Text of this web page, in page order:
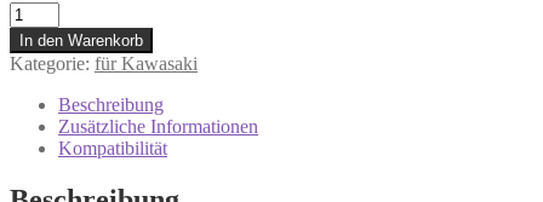
730.24.09
Kupplungshebel
KAWASAKI
BJ
A
In den Warenkorb
Kategorie: für Kawasaki
Beschreibung
Zusätzliche Informationen
Kompatibilität